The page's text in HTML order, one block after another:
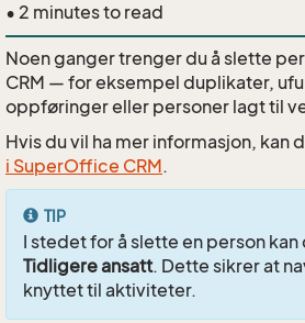
• 2 minutes to read
Noen ganger trenger du å slette
CRM — for eksempel duplikater,
oppføringer eller personer lagt til
Hvis du vil ha mer informasjon, kan
i SuperOffice CRM.
TIP
I stedet for å slette en person
Tidligere ansatt. Dette sikrer at
knyttet til aktiviteter.